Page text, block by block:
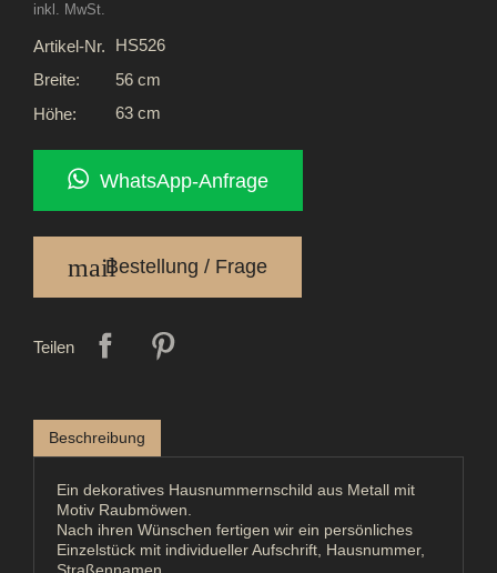
inkl. MwSt.
Artikel-Nr.
HS526
Breite:
56 cm
Höhe:
63 cm
WhatsApp-Anfrage
mailBestellung / Frage
Teilen
Beschreibung
Ein dekoratives Hausnummernschild aus Metall mit
Motiv Raubmöwen.
Nach ihren Wünschen fertigen wir ein persönliches
Einzelstück mit individueller Aufschrift, Hausnummer,
Straßennamen.